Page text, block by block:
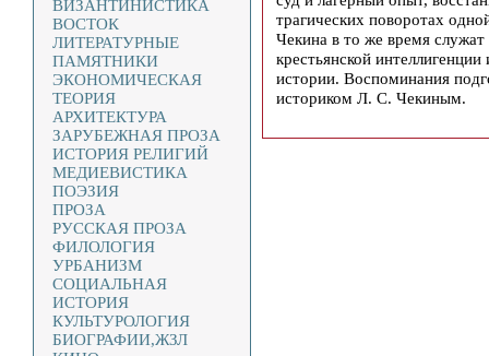
ВИЗАНТИНИСТИКА
ВОСТОК
ЛИТЕРАТУРНЫЕ
ПАМЯТНИКИ
ЭКОНОМИЧЕСКАЯ
ТЕОРИЯ
АРХИТЕКТУРА
ЗАРУБЕЖНАЯ ПРОЗА
ИСТОРИЯ РЕЛИГИЙ
МЕДИЕВИСТИКА
ПОЭЗИЯ
ПРОЗА
РУССКАЯ ПРОЗА
ФИЛОЛОГИЯ
УРБАНИЗМ
СОЦИАЛЬНАЯ
ИСТОРИЯ
КУЛЬТУРОЛОГИЯ
БИОГРАФИИ,ЖЗЛ
трагических поворотах
Чекина в то же время
крестьянской
истории. Воспоминания
историком Л. С. Чекиным.